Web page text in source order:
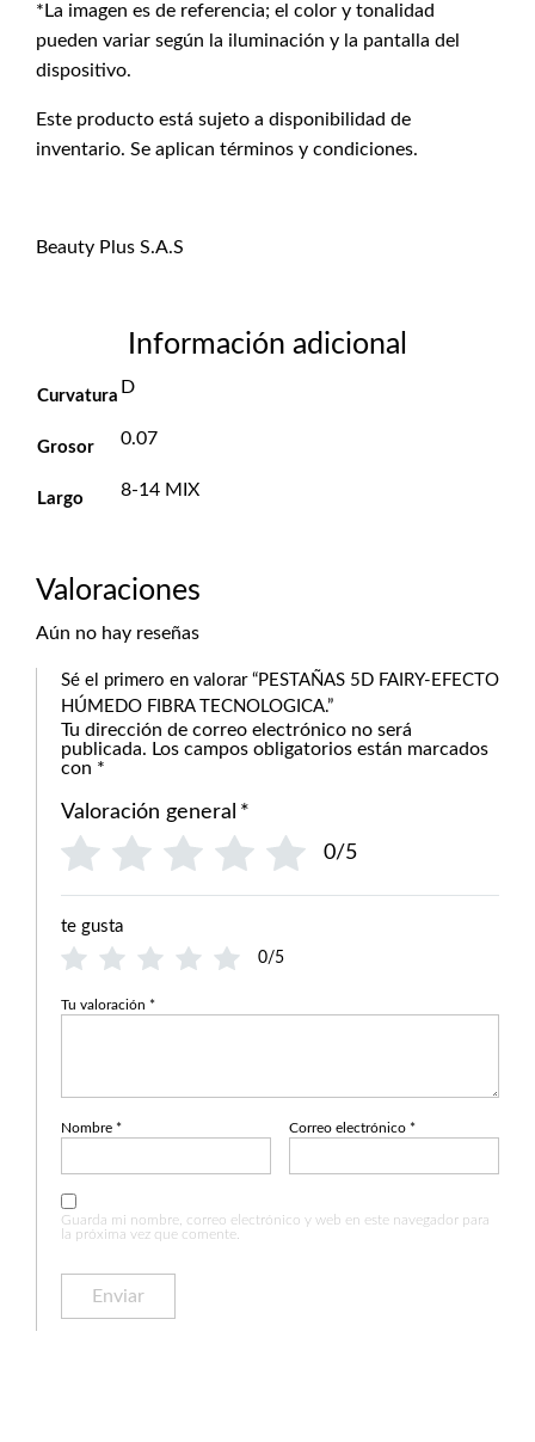
*La imagen es de referencia; el color y tonalidad
pueden variar según la iluminación y la pantalla del
dispositivo.
Este producto está sujeto a disponibilidad de
inventario. Se aplican términos y condiciones.
Beauty Plus S.A.S
Información adicional
Curvatura D
Grosor 0.07
Largo 8-14 MIX
Valoraciones
Aún no hay reseñas
Sé el primero en valorar “PESTAÑAS 5D FAIRY-EFECTO
HÚMEDO FIBRA TECNOLOGICA.”
Tu dirección de correo electrónico no será
publicada. Los campos obligatorios están marcados
con *
Valoración general *
0/5
te gusta
0/5
Tu valoración *
Nombre * Correo electrónico *
Guarda mi nombre, correo electrónico y web en este navegador para
la próxima vez que comente.